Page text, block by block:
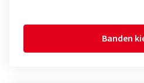
Banden